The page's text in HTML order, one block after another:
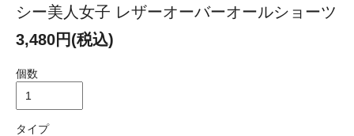
シー美人女子 レザーオーバーオールショーツ
3,480円(税込)
個数
タイプ